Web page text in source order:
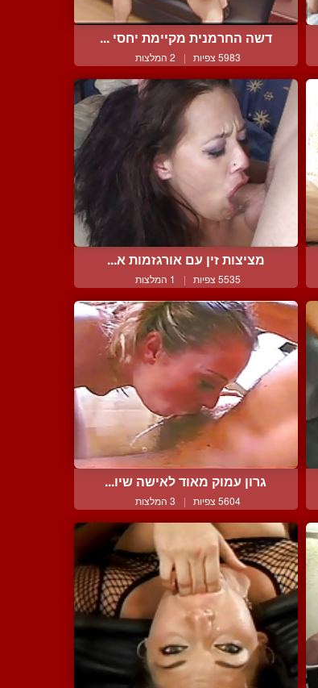
דשה החרמנית מקיימת יחסי ...
5983 צפיות | 2 המלצות
מציצות זין עם אורגזמות א...
5535 צפיות | 1 המלצות
גרון עמוק מאוד לאישה שיו...
5604 צפיות | 3 המלצות